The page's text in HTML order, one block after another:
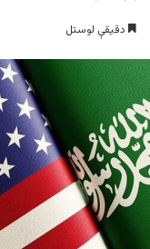
دقیقې لوستل